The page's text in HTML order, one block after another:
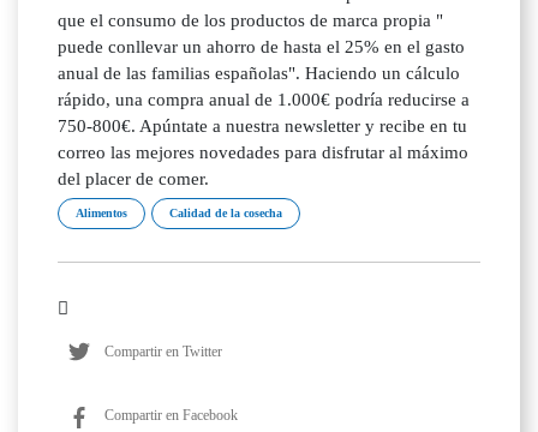
que el consumo de los productos de marca propia "
puede conllevar un ahorro de hasta el 25% en el gasto
anual de las familias españolas". Haciendo un cálculo
rápido, una compra anual de 1.000€ podría reducirse a
750-800€. Apúntate a nuestra newsletter y recibe en tu
correo las mejores novedades para disfrutar al máximo
del placer de comer.
Alimentos Calidad de la cosecha
Compartir en Twitter
Compartir en Facebook